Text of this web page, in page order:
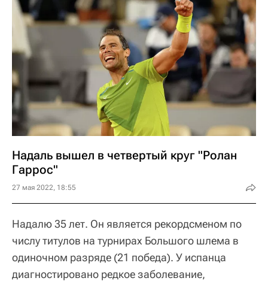
Надаль вышел в четвертый круг "Ролан
Гаррос"
27 мая 2022, 18:55
Надалю 35 лет. Он является рекордсменом по
числу титулов на турнирах Большого шлема в
одиночном разряде (21 победа). У испанца
диагностировано редкое заболевание,